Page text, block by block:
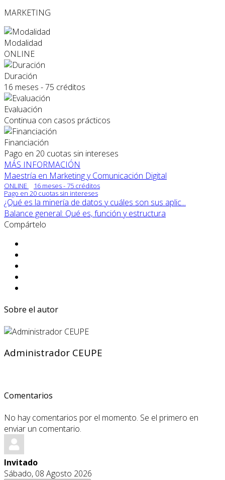
MARKETING
Modalidad
ONLINE
Duración
16 meses - 75 créditos
Evaluación
Continua con casos prácticos
Financiación
Pago en 20 cuotas sin intereses
MÁS INFORMACIÓN
Maestría en Marketing y Comunicación Digital
ONLINE
16 meses - 75 créditos
Pago en 20 cuotas sin intereses
¿Qué es la minería de datos y cuáles son sus aplic...
Balance general: Qué es, función y estructura
Compártelo
Sobre el autor
Administrador CEUPE
Comentarios
No hay comentarios por el momento. Se el primero en
enviar un comentario.
Invitado
Sábado, 08 Agosto 2026